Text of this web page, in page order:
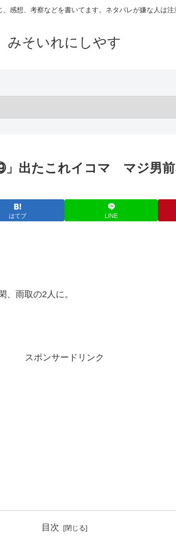
感想、考察などを書いてます。ネタバレが嫌な人は注
みそいれにしやす
」出たこれイコマ マジ男
はてブ LINE
雨取の2人に。
スポンサードリンク
目次